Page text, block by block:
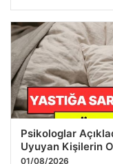
Psikologlar
Uyuyan Kişilerin
01/08/2026